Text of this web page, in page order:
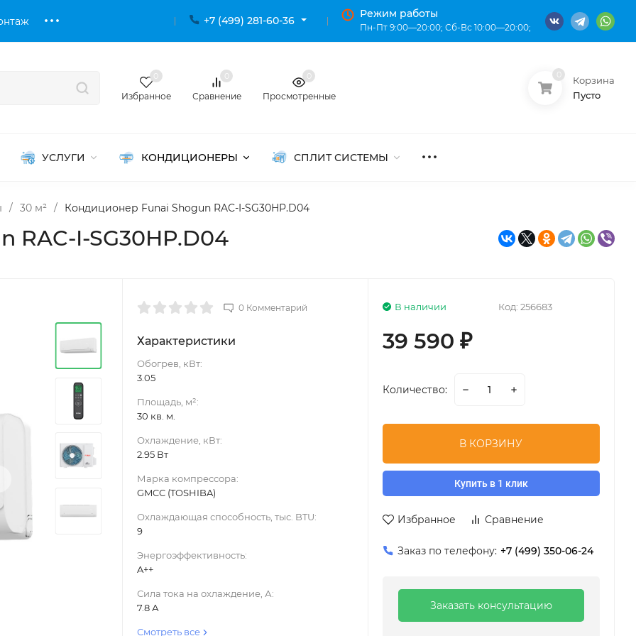
+7 (499) 281-60-36
Режим работы
Пн-Пт 9:00—20:00; Сб-Вс 10:00—20:00;
Избранное Сравнение Просмотренные
Корзина
Пусто
УСЛУГИ КОНДИЦИОНЕРЫ СПЛИТ СИСТЕМЫ
/ 30 м² / Кондиционер Funai Shogun RAC-I-SG30HP.D04
RAC-I-SG30HP.D04
0 Комментарий
Характеристики
Обогрев, кВт:
3.05
Площадь, м²:
30 кв. м.
Охлаждение, кВт:
2.95 Вт
Марка компрессора:
GMCC (TOSHIBA)
Охлаждающая способность, тыс. BTU:
9
Энергоэффективность:
A++
Сила тока на охлаждение, А:
7.8 А
Смотреть все
Код: 256683
В наличии
39 590 ₽
Количество:
В КОРЗИНУ
Купить в 1 клик
Избранное Сравнение
Заказ по телефону: +7 (499) 350-06-24
Заказать консультацию